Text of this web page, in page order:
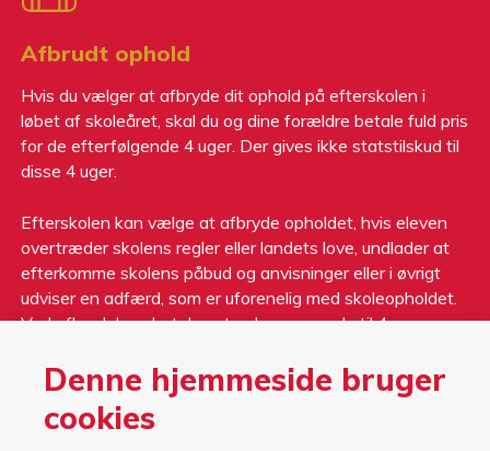
Denne hjemmeside bruger
cookies
Afbrudt ophold
Hvis du vælger at afbryde dit ophold på efterskolen i
løbet af skoleåret, skal du og dine forældre betale fuld pris
for de efterfølgende 4 uger. Der gives ikke statstilskud til
disse 4 uger.
Efterskolen kan vælge at afbryde opholdet, hvis eleven
overtræder skolens regler eller landets love, undlader at
efterkomme skolens påbud og anvisninger eller i øvrigt
udviser en adfærd, som er uforenelig med skoleopholdet.
Ved afbrydelsen betales et gebyr svarende til 4 ugers